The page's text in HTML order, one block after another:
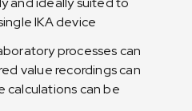
IKA device
processes can
value recordings can
can be